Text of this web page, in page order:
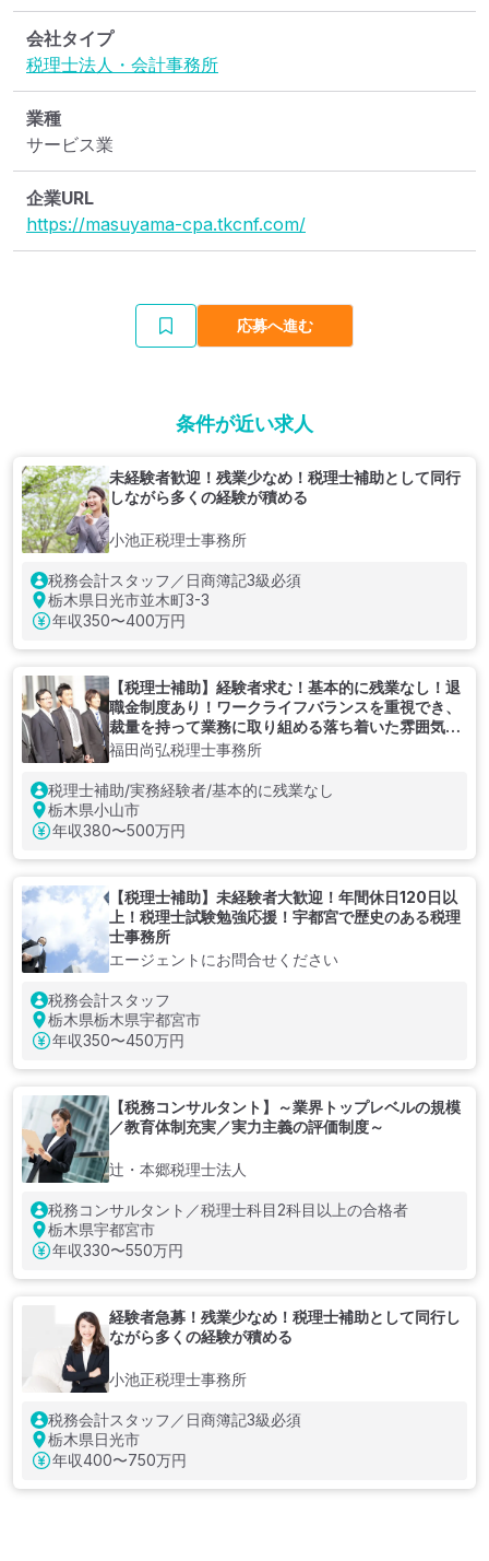
会社タイプ
税理士法人・会計事務所
業種
サービス業
企業URL
https://masuyama-cpa.tkcnf.com/
応募へ進む
条件が近い求人
未経験者歓迎！残業少なめ！税理士補助として同行
しながら多くの経験が積める
小池正税理士事務所
税務会計スタッフ／日商簿記3級必須
栃木県日光市並木町3-3
年収350〜400万円
【税理士補助】経験者求む！基本的に残業なし！退
職金制度あり！ワークライフバランスを重視でき、
裁量を持って業務に取り組める落ち着いた雰囲気の
税理士事務所
福田尚弘税理士事務所
税理士補助/実務経験者/基本的に残業なし
栃木県小山市
年収380〜500万円
【税理士補助】未経験者大歓迎！年間休日120日以
上！税理士試験勉強応援！宇都宮で歴史のある税理
士事務所
エージェントにお問合せください
税務会計スタッフ
栃木県栃木県宇都宮市
年収350〜450万円
【税務コンサルタント】～業界トップレベルの規模
／教育体制充実／実力主義の評価制度～
辻・本郷税理士法人
税務コンサルタント／税理士科目2科目以上の合格者
栃木県宇都宮市
年収330〜550万円
経験者急募！残業少なめ！税理士補助として同行し
ながら多くの経験が積める
小池正税理士事務所
税務会計スタッフ／日商簿記3級必須
栃木県日光市
年収400〜750万円